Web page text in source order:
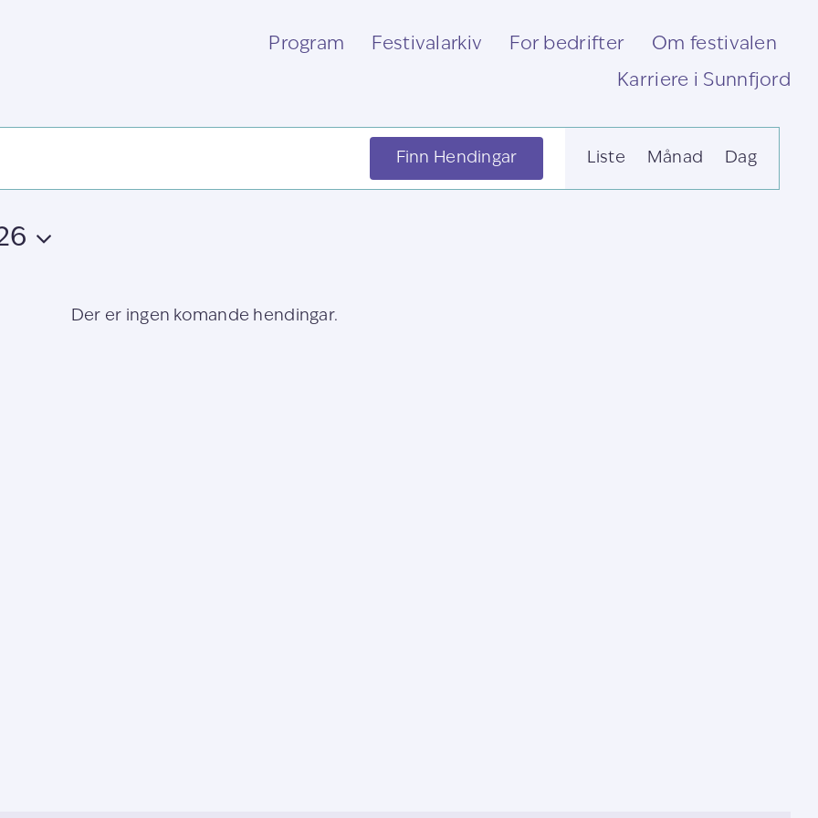
Program Festivalarkiv For bedrifter
Om festivalen
Karriere i Sunnfjord
Der er ingen komande hendingar.
Finn Hendingar Liste Månad Dag